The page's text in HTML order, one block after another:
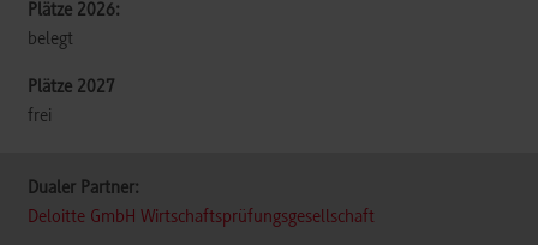
belegt
frei
Deloitte GmbH Wirtschaftsprüfungsgesellschaft